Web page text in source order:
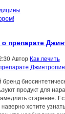
препарате
Автор Как лечить
продукт для
старение.
хотите